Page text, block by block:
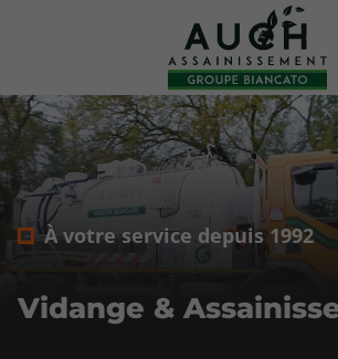
À votre service depuis 1992
Vidange &